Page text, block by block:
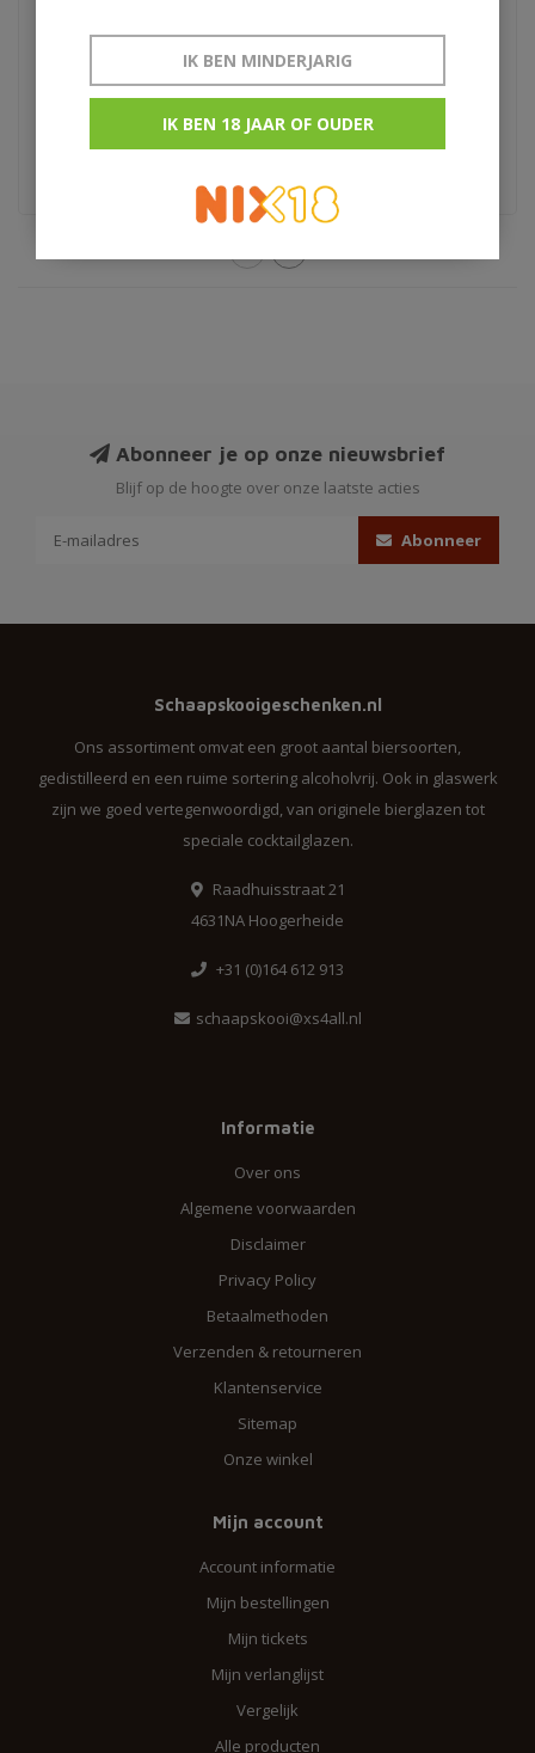
Limited edition
€209,85
Signatory Vintage
Abonneer je op onze nieuwsbrief
Blijf op de hoogte over onze laatste acties
Abonneer
Schaapskooigeschenken.nl
Ons assortiment omvat een groot aantal biersoorten,
gedistilleerd en een ruime sortering alcoholvrij. Ook in glaswerk
zijn we goed vertegenwoordigd, van originele bierglazen tot
speciale cocktailglazen.
Raadhuisstraat 21
4631NA Hoogerheide
+31 (0)164 612 913
schaapskooi@xs4all.nl
Informatie
Over ons
Algemene voorwaarden
Disclaimer
Privacy Policy
Betaalmethoden
Verzenden & retourneren
Klantenservice
Sitemap
Onze winkel
Mijn account
Account informatie
Mijn bestellingen
Mijn tickets
Mijn verlanglijst
Vergelijk
Alle producten
IK BEN MINDERJARIG
IK BEN 18 JAAR OF OUDER